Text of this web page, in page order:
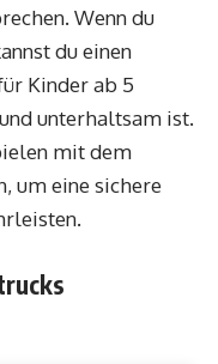
Wenn du
du einen
Kinder ab 5
unterhaltsam ist.
mit dem
um eine sichere